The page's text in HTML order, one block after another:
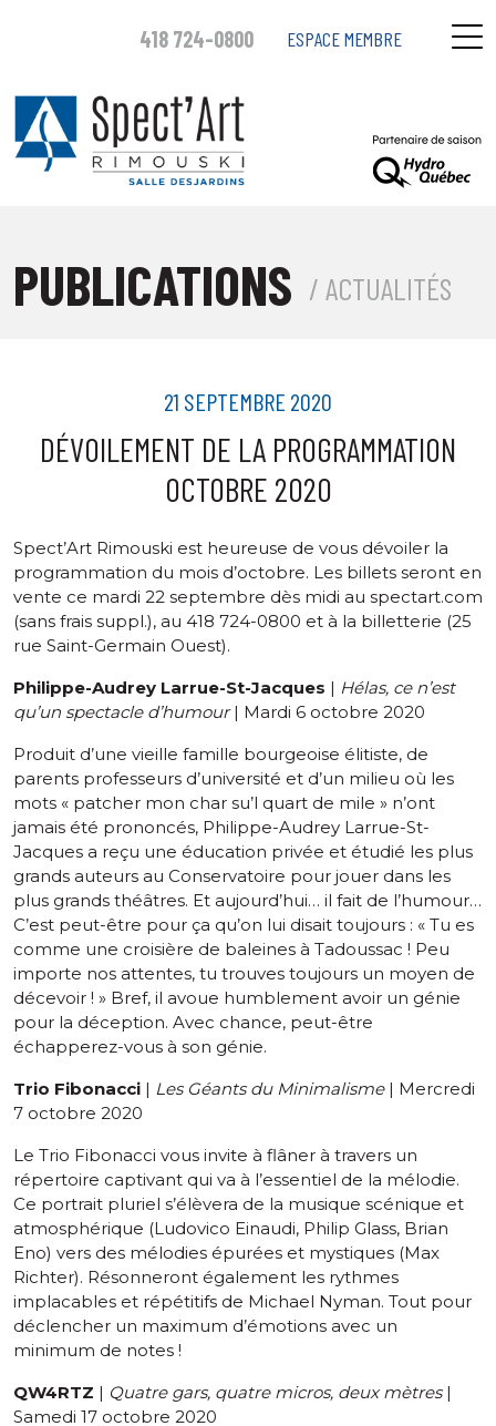
418 724-0800 ESPACE MEMBRE
PUBLICATIONS / ACTUALITÉS
21 SEPTEMBRE 2020
DÉVOILEMENT DE LA PROGRAMMATION
OCTOBRE 2020
Spect’Art Rimouski est heureuse de vous dévoiler la
programmation du mois d’octobre. Les billets seront en
vente ce mardi 22 septembre dès midi au spectart.com
(sans frais suppl.), au 418 724-0800 et à la billetterie (25
rue Saint-Germain Ouest).
Philippe-Audrey Larrue-St-Jacques | Hélas, ce n’est
qu’un spectacle d’humour| Mardi 6 octobre 2020
Produit d’une vieille famille bourgeoise élitiste, de
parents professeurs d’université et d’un milieu où les
mots « patcher mon char su’l quart de mile » n’ont
jamais été prononcés, Philippe-Audrey Larrue-St-
Jacques a reçu une éducation privée et étudié les plus
grands auteurs au Conservatoire pour jouer dans les
plus grands théâtres. Et aujourd’hui… il fait de l’humour…
C’est peut-être pour ça qu’on lui disait toujours : « Tu es
comme une croisière de baleines à Tadoussac ! Peu
importe nos attentes, tu trouves toujours un moyen de
décevoir ! » Bref, il avoue humblement avoir un génie
pour la déception. Avec chance, peut-être
échapperez-vous à son génie.
Trio Fibonacci | Les Géants du Minimalisme| Mercredi
7 octobre 2020
Le Trio Fibonacci vous invite à flâner à travers un
répertoire captivant qui va à l’essentiel de la mélodie.
Ce portrait pluriel s’élèvera de la musique scénique et
atmosphérique (Ludovico Einaudi, Philip Glass, Brian
Eno) vers des mélodies épurées et mystiques (Max
Richter). Résonneront également les rythmes
implacables et répétitifs de Michael Nyman. Tout pour
déclencher un maximum d’émotions avec un
minimum de notes !
QW4RTZ | Quatre gars, quatre micros, deux mètres|
Samedi 17 octobre 2020